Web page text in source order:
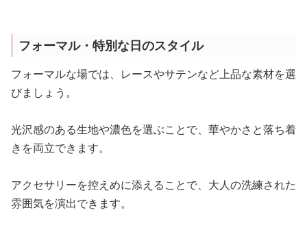
フォーマル・特別な日のスタイル
フォーマルな場では、レースやサテンなど上品な素材を選
びましょう。
光沢感のある生地や濃色を選ぶことで、華やかさと落ち着
きを両立できます。
アクセサリーを控えめに添えることで、大人の洗練された
雰囲気を演出できます。